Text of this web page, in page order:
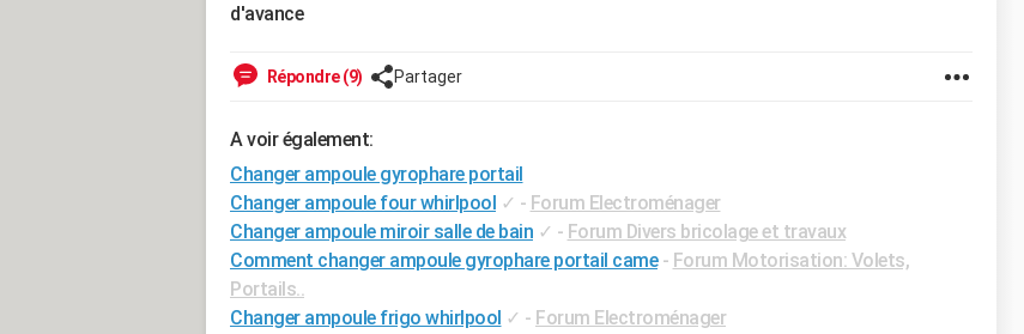
d'avance
Répondre (9) Partager
A voir également:
Changer ampoule gyrophare portail
Changer ampoule four whirlpool ✓ - Forum Electroménager
Changer ampoule miroir salle de bain ✓ - Forum Divers bricolage et travaux
Comment changer ampoule gyrophare portail came - Forum Motorisation: Volets,
Portails..
Changer ampoule frigo whirlpool ✓ - Forum Electroménager